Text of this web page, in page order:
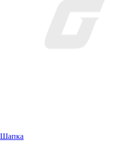
Шапка